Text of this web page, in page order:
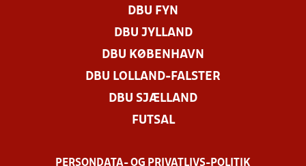
DBU FYN
DBU JYLLAND
DBU KØBENHAVN
DBU LOLLAND-FALSTER
DBU SJÆLLAND
FUTSAL
PERSONDATA- OG PRIVATLIVS-POLITIK